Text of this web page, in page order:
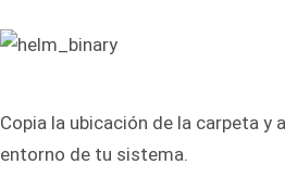
Copia la ubicación de la carpeta y
entorno de tu sistema.